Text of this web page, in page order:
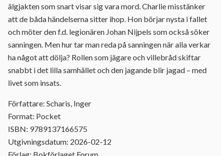
älgjakten som snart visar sig vara mord. Charlie misstänker
att de båda händelserna sitter ihop. Hon börjar nysta i fallet
och möter den f.d. legionären Johan Nijpels som också söker
sanningen. Men hur tar man reda på sanningen när alla verkar
ha något att dölja? Rollen som jägare och villebråd skiftar
snabbt i det lilla samhället och den jagande blir jagad – med
livet som insats.
Författare: Scharis, Inger
Format: Pocket
ISBN: 9789137166575
Utgivningsdatum: 2026-02-12